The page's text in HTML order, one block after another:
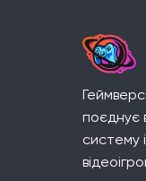
поєднує
систему